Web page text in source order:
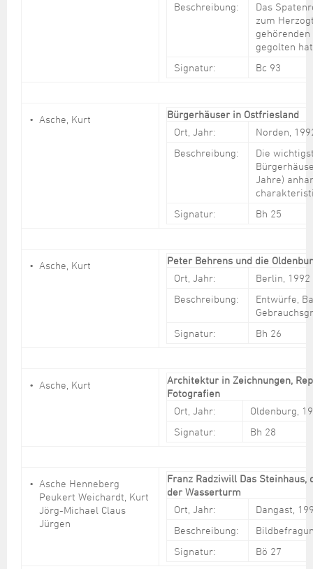
Beschreibung:
Das
zum
gegolten hat
Signatur:
Bc 93
Asche, Kurt
Bürgerhäuser in Ostfriesland
Ort, Jahr:
Norden,
Beschreibung:
Die
Jahre)
Signatur:
Bh 25
Asche, Kurt
Peter Behrens und die
Ort, Jahr:
Berlin, 1992
Beschreibung:
Entwürfe,
Signatur:
Bh 26
Asche, Kurt
Architektur in Zeichnungen,
Fotografien
Ort, Jahr:
Oldenburg,
Signatur:
Bh 28
Asche Henneberg
Peukert Weichardt, Kurt
Jörg-Michael Claus
Jürgen
Franz Radziwill Das
der Wasserturm
Ort, Jahr:
Dangast,
Beschreibung:
Signatur:
Bö 27